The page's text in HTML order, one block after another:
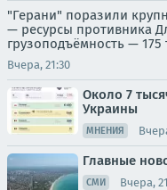
"Герани" поразили
— ресурсы противника
грузоподъёмность —
Вчера, 21:30
Около 7
Украины
МНЕНИЯ
Главные
СМИ Вчера,